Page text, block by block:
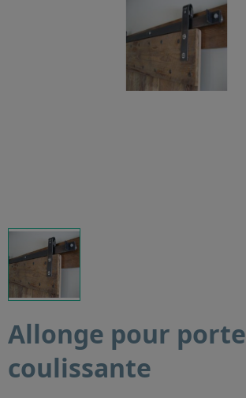
Allonge pour porte
coulissante